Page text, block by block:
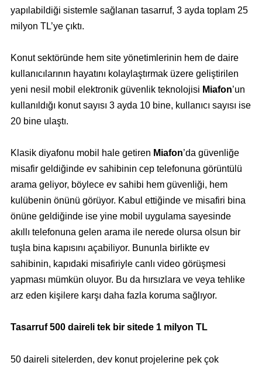
yapılabildiği sistemle sağlanan tasarruf, 3 ayda toplam 25
milyon TL’ye çıktı.
Konut sektöründe hem site yönetimlerinin hem de daire
kullanıcılarının hayatını kolaylaştırmak üzere geliştirilen
yeni nesil mobil elektronik güvenlik teknolojisi Miafon’un
kullanıldığı konut sayısı 3 ayda 10 bine, kullanıcı sayısı ise
20 bine ulaştı.
Klasik diyafonu mobil hale getiren Miafon’da güvenliğe
misafir geldiğinde ev sahibinin cep telefonuna görüntülü
arama geliyor, böylece ev sahibi hem güvenliği, hem
kulübenin önünü görüyor. Kabul ettiğinde ve misafiri bina
önüne geldiğinde ise yine mobil uygulama sayesinde
akıllı telefonuna gelen arama ile nerede olursa olsun bir
tuşla bina kapısını açabiliyor. Bununla birlikte ev
sahibinin, kapıdaki misafiriyle canlı video görüşmesi
yapması mümkün oluyor. Bu da hırsızlara ve veya tehlike
arz eden kişilere karşı daha fazla koruma sağlıyor.
Tasarruf 500 daireli tek bir sitede 1 milyon TL
50 daireli sitelerden, dev konut projelerine pek çok